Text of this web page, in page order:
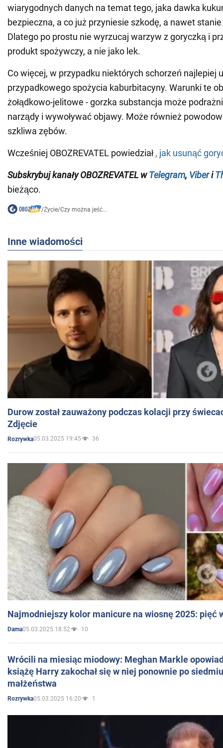
wiarygodnych danych na temat tego, jaka dawka
bezpieczna, a co już przyniesie szkodę, a nawet
Dlatego po prostu nie wyrzucaj warzyw z goryczką i
produkt spożywczy, a nie jako lek.
Co więcej, w przypadku niektórych schorzeń najlepiej
przypadkowego spożycia kaburbitacyny. Warunki te
żołądkowo-jelitowe - gorzka substancja może
narządy i wywoływać objawy. Może również
szkliwa zębów.
Wcześniej OBOZREVATEL powiedział , jak usunąć
Subskrybuj kanały OBOZREVATEL w Telegram, Viberi
bieżąco.
/Życie/Czy można jeść...
Inne wiadomości
Durow został zauważony podczas kolacji przy
Zdjęcie
Rozrywka05.03.2025 19:45 36
Najmodniejszy kolor manicure na wiosnę 2025: pięć
Dama05.03.2025 18:52 10
Wrócili na miesiąc miodowy: Meghan Markle
książę Harry zakochał się w niej ponownie po
małżeństwa
Rozrywka05.03.2025 16:20 1